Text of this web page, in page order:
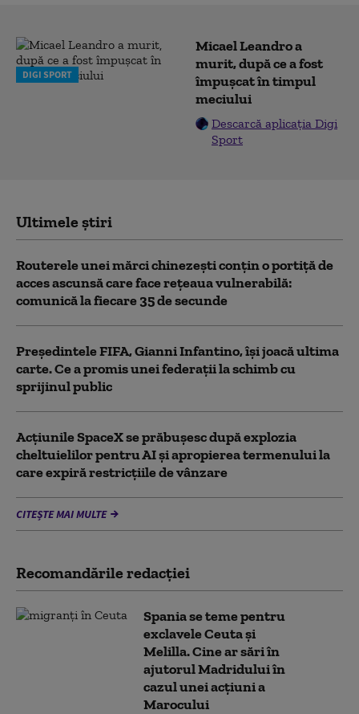
DIGI SPORT
Micael Leandro a
murit, după ce a fost
împușcat în timpul
meciului
Descarcă aplicația Digi
Sport
Ultimele știri
Routerele unei mărci chinezești conțin o portiță de
acces ascunsă care face rețeaua vulnerabilă:
comunică la fiecare 35 de secunde
Președintele FIFA, Gianni Infantino, îşi joacă ultima
carte. Ce a promis unei federații la schimb cu
sprijinul public
Acţiunile SpaceX se prăbuşesc după explozia
cheltuielilor pentru AI şi apropierea termenului la
care expiră restricţiile de vânzare
CITEȘTE MAI MULTE
Recomandările redacţiei
Spania se teme pentru
exclavele Ceuta și
Melilla. Cine ar sări în
ajutorul Madridului în
cazul unei acțiuni a
Marocului